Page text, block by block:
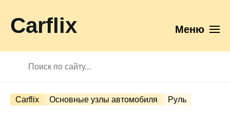
Carflix Меню
Carflix Основные узлы автомобиля Руль